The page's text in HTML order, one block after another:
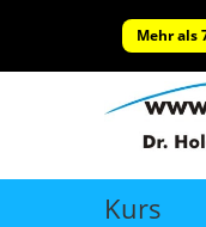
Mehr als
Kurs